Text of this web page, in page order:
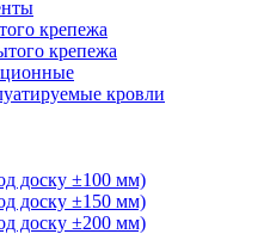
крепежа
крепежа
кровли
доску ±100 мм)
доску ±150 мм)
доску ±200 мм)